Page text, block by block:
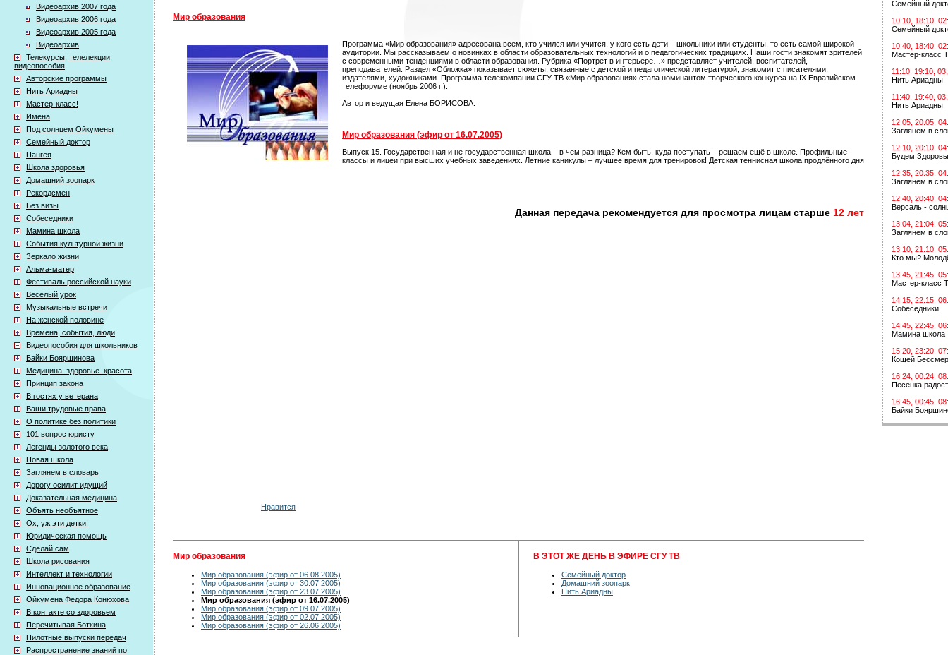
Видеоархив 2007 года
Видеоархив 2006 года
Видеоархив 2005 года
Видеоархив
Телекурсы, телелекции,
видеопособия
Авторские программы
Нить Ариадны
Мастер-класс!
Имена
Под солнцем Ойкумены
Семейный доктор
Пангея
Школа здоровья
Домашний зоопарк
Рекордсмен
Без визы
Собеседники
Мамина школа
События культурной жизни
Зеркало жизни
Альма-матер
Фестиваль российской науки
Веселый урок
Музыкальные встречи
На женской половине
Времена, события, люди
Видеопособия для школьников
Байки Бояршинова
Медицина. здоровье. красота
Принцип закона
В гостях у ветерана
Ваши трудовые права
О политике без политики
101 вопрос юристу
Легенды золотого века
Новая школа
Заглянем в словарь
Дорогу осилит идущий
Доказательная медицина
Объять необъятное
Ох, уж эти детки!
Юридическая помощь
Сделай сам
Школа рисования
Интеллект и технологии
Инновационное образование
Ойкумена Федора Конюхова
В контакте со здоровьем
Перечитывая Боткина
Пилотные выпуски передач
Распространение знаний по
Мир образования
Программа «Мир образования» адресована всем, кто учился или учится, у кого есть дети – школьники или студенты, то есть самой широкой
аудитории. Мы рассказываем о новинках в области образовательных технологий и о педагогических традициях. Наши гости знакомят зрителей
с современными тенденциями в области образования. Рубрика «Портрет в интерьере…» представляет учителей, воспитателей,
преподавателей. Раздел «Обложка» показывает сюжеты, связанные с детской и педагогической литературой, знакомит с писателями,
издателями, художниками. Программа телекомпании СГУ ТВ «Мир образования» стала номинантом творческого конкурса на IХ Евразийском
телефоруме (ноябрь 2006 г.).
Автор и ведущая Елена БОРИСОВА.
Мир образования (эфир от 16.07.2005)
Выпуск 15. Государственная и не государственная школа – в чем разница? Кем быть, куда поступать – решаем ещё в школе. Профильные
классы и лицеи при высших учебных заведениях. Летние каникулы – лучшее время для тренировок! Детская теннисная школа продлённого дня
Данная передача рекомендуется для просмотра лицам старше 12 лет
Нравится
Мир образования
Мир образования (эфир от 06.08.2005)
Мир образования (эфир от 30.07.2005)
Мир образования (эфир от 23.07.2005)
Мир образования (эфир от 16.07.2005)
Мир образования (эфир от 09.07.2005)
Мир образования (эфир от 02.07.2005)
Мир образования (эфир от 26.06.2005)
В ЭТОТ ЖЕ ДЕНЬ В ЭФИРЕ СГУ ТВ
Семейный доктор
Домашний зоопарк
Нить Ариадны
Семейный
10:10, 18:10,
Семейный
10:40, 18:40,
Мастер-класс
11:10, 19:10,
Нить Ариадны
11:40, 19:40,
Нить Ариадны
12:05, 20:05,
Заглянем в
12:10, 20:10,
Будем
12:35, 20:35,
Заглянем в
12:40, 20:40,
Версаль -
13:04, 21:04,
Заглянем в
13:10, 21:10,
Кто мы?
13:45, 21:45,
Мастер-класс
14:15, 22:15,
Собеседники
14:45, 22:45,
Мамина школа
15:20, 23:20,
Кощей
16:24, 00:24,
Песенка
16:45, 00:45,
Байки